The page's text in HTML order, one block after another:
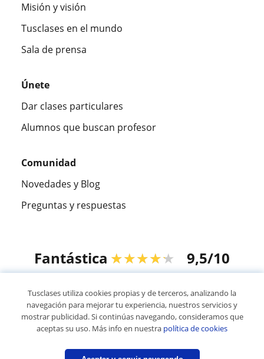
Misión y visión
Tusclases en el mundo
Sala de prensa
Únete
Dar clases particulares
Alumnos que buscan profesor
Comunidad
Novedades y Blog
Preguntas y respuestas
Fantástica ★★★★★ 9,5/10
© 2007 - 2026 Tusclases.com.ve
Mapa web:Profesores particulares
Tusclases utiliza cookies propias y de terceros, analizando la
navegación para mejorar tu experiencia, nuestros servicios y
mostrar publicidad. Si continúas navegando, consideramos que
aceptas su uso. Más info en nuestra política de cookies